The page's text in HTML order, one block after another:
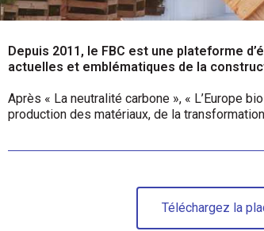
Depuis 2011, le FBC est une plateforme
actuelles et emblématiques de la
Après « La neutralité carbone », « L’Europe
production des matériaux, de la
Téléchargez la